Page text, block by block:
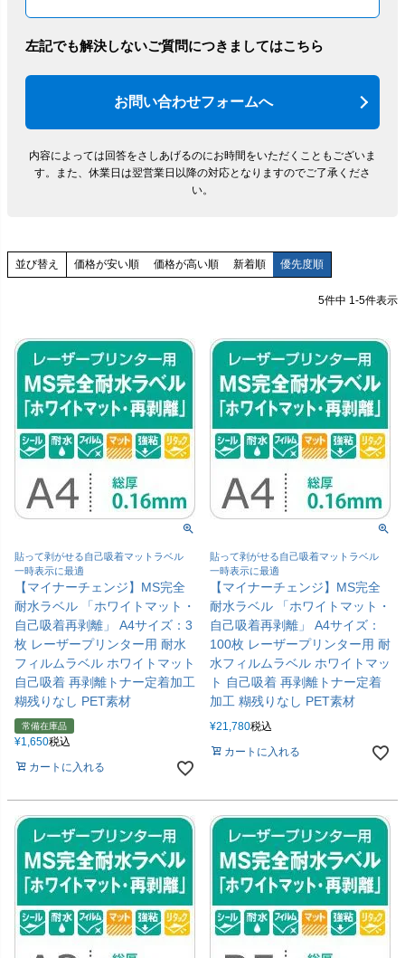
左記でも解決しないご質問につきましてはこちら
お問い合わせフォームへ
内容によっては回答をさしあげるのにお時間をいただくこともございま
す。
また、休業日は翌営業日以降の対応となりますのでご了承くださ
い。
並び替え 価格が安い順 価格が高い順 新着順 優先度順
5件中 1 -5件表示
貼って剥がせる自己吸着マットラベル
一時表示に最適
【マイナーチェンジ】MS完全
耐水ラベル 「ホワイトマット・
自己吸着再剥離」 A4サイズ：3
枚 レーザープリンター用 耐水
フィルムラベル ホワイトマット
自己吸着 再剥離トナー定着加工
糊残りなし PET素材
常備在庫品
¥1,650税込
カートに入れる
貼って剥がせる自己吸着マットラベル
一時表示に最適
【マイナーチェンジ】MS完全
耐水ラベル 「ホワイトマット・
自己吸着再剥離」 A4サイズ：
100枚 レーザープリンター用 耐
水フィルムラベル ホワイトマッ
ト 自己吸着 再剥離トナー定着
加工 糊残りなし PET素材
¥21,780税込
カートに入れる